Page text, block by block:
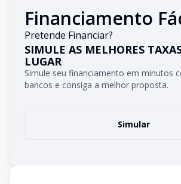
Financiamento
Pretende Financiar?
SIMULE AS MELHORES
LUGAR
Simule seu financiamento em minutos
bancos e consiga a melhor proposta.
Simular